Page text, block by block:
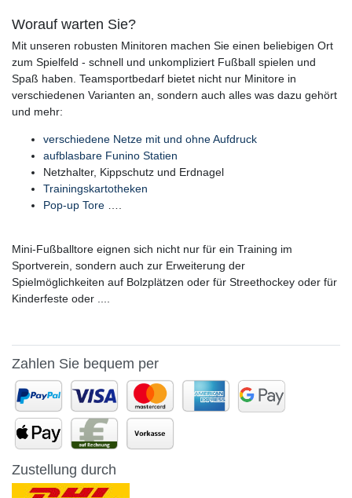
Worauf warten Sie?
Mit unseren robusten Minitoren machen Sie einen beliebigen Ort
zum Spielfeld - schnell und unkompliziert Fußball spielen und
Spaß haben. Teamsportbedarf bietet nicht nur Minitore in
verschiedenen Varianten an, sondern auch alles was dazu gehört
und mehr:
verschiedene Netze mit und ohne Aufdruck
aufblasbare Funino Statien
Netzhalter, Kippschutz und Erdnagel
Trainingskartotheken
Pop-up Tore
Mini-Fußballtore eignen sich nicht nur für ein Training im
Sportverein, sondern auch zur Erweiterung der
Spielmöglichkeiten auf Bolzplätzen oder für Streethockey oder für
Kinderfeste oder ....
Zahlen Sie bequem per
Zustellung durch